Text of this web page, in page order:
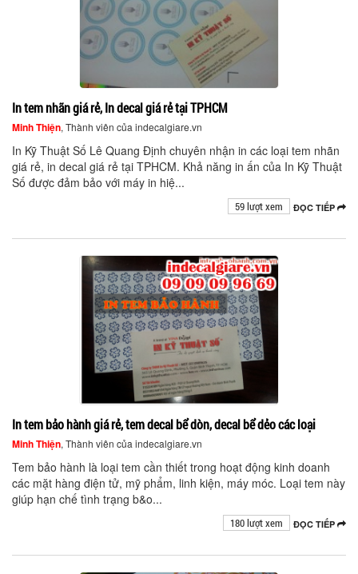
In tem nhãn giá rẻ, In decal giá rẻ tại TPHCM
Minh Thiện, Thành viên của indecalgiare.vn
In Kỹ Thuật Số Lê Quang Định chuyên nhận in các loại tem nhãn
giá rẻ, in decal giá rẻ tại TPHCM. Khả năng in ấn của In Kỹ Thuật
Số được đảm bảo với máy in hiệ...
ĐỌC TIẾP
59 lượt xem
In tem bảo hành giá rẻ, tem decal bể dòn, decal bể dẻo các loại
Minh Thiện, Thành viên của indecalgiare.vn
Tem bảo hành là loại tem cần thiết trong hoạt động kinh doanh
các mặt hàng điện tử, mỹ phẩm, linh kiện, máy móc. Loại tem này
giúp hạn chế tình trạng b&o...
ĐỌC TIẾP
180 lượt xem